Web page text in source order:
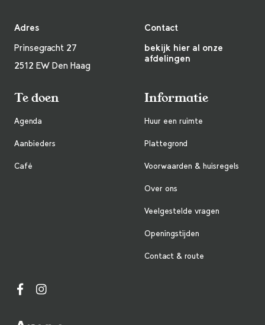
Adres
Prinsegracht 27
2512 EW Den Haag
Contact
bekijk hier al onze
afdelingen
Te doen
Agenda
Aanbieders
Café
Informatie
Huur een ruimte
Plattegrond
Voorwaarden & huisregels
Over ons
Veelgestelde vragen
Openingstijden
Contact & route